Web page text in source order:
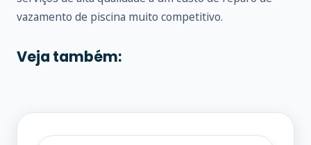
vazamento de piscina muito competitivo.
Veja também: